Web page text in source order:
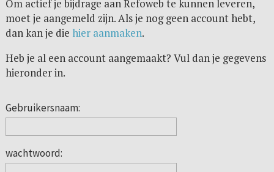
Om actief je bijdrage aan Refoweb te kunnen leveren,
moet je aangemeld zijn. Als je nog geen account hebt,
dan kan je die hier aanmaken.
Heb je al een account aangemaakt? Vul dan je gegevens
hieronder in.
Gebruikersnaam:
wachtwoord: